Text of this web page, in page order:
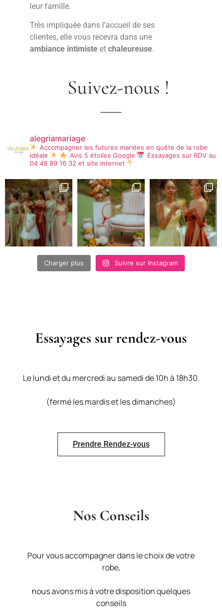
leur famille.
Très impliquée dans l’accueil de ses
clientes, elle vous recevra dans une
ambiance intimiste et chaleureuse.
Suivez-nous !
alegriamariage
Accompagner les futures mariées en quête de la robe
idéale
Avis 5 étoiles Google
Essayages sur RDV au
04 48 89 16 32 et site internet
Charger plus Suivre sur Instagram
Essayages sur rendez-vous
Le lundi et du mercredi au samedi de 10h à 18h30.
(fermé les mardis et les dimanches)
Prendre Rendez-vous
Nos Conseils
Pour vous accompagner dans le choix de votre
robe,
nous avons mis à votre disposition quelques
conseils